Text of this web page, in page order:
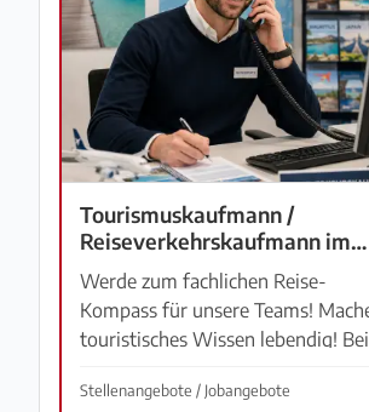
Tourismuskaufmann /
Reiseverkehrskaufmann im
Customer Service Travel &
Touristik (m/w/d)
Werde zum fachlichen Reise-
Kompass für unsere Teams! Mache
touristisches Wissen lebendig! Bei
Anlaufstelle für unsere Customer-
Stellenangebote / Jobangebote